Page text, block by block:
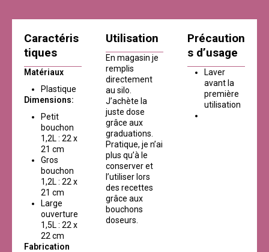
Caractéris
tiques
Matériaux
Plastique
Dimensions:
Petit
bouchon
1,2L : 22 x
21 cm
Gros
bouchon
1,2L : 22 x
21 cm
Large
ouverture
1,5L : 22 x
22 cm
Fabrication
Utilisation
En magasin je
remplis
directement
au silo.
J’achète la
juste dose
grâce aux
graduations.
Pratique, je n’ai
plus qu’à le
conserver et
l’utiliser lors
des recettes
grâce aux
bouchons
doseurs.
Précaution
s d’usage
Laver
avant la
première
utilisation